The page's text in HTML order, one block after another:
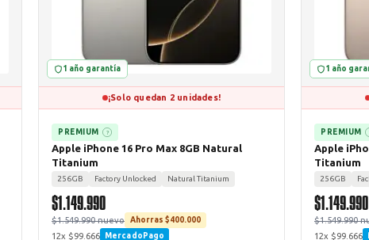
1 año garantía
¡Solo quedan 2 unidades!
PREMIUM ?
Apple iPhone 16 Pro Max 8GB Natural
Titanium
256GB Factory Unlocked Natural Titanium
$1.149.990
$1.549.990 nuevo Ahorras $400.000
12x $99.666 MercadoPago
1 año
PREMIUM
Apple
Titanium
256GB
$1.149.990
$1.549.990
12x $99.666